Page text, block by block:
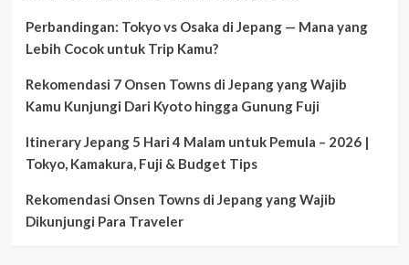
Perbandingan: Tokyo vs Osaka di Jepang — Mana yang
Lebih Cocok untuk Trip Kamu?
Rekomendasi 7 Onsen Towns di Jepang yang Wajib
Kamu Kunjungi Dari Kyoto hingga Gunung Fuji
Itinerary Jepang 5 Hari 4 Malam untuk Pemula – 2026 |
Tokyo, Kamakura, Fuji & Budget Tips
Rekomendasi Onsen Towns di Jepang yang Wajib
Dikunjungi Para Traveler